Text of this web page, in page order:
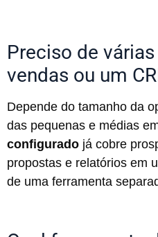
Preciso de
vendas ou um
Depende do tamanho da
das pequenas e médias
configurado já cobre
propostas e relatórios em
de uma ferramenta